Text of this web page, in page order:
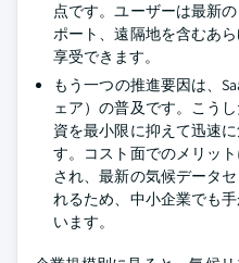
点です。ユーザーは最新
ポート、遠隔地を含むあ
享受できます。
もう一つの推進要因は、
ェア）の普及です。こう
資を最小限に抑えて迅速
す。コスト面でのメリッ
され、最新の気候データ
れるため、中小企業でも
います。